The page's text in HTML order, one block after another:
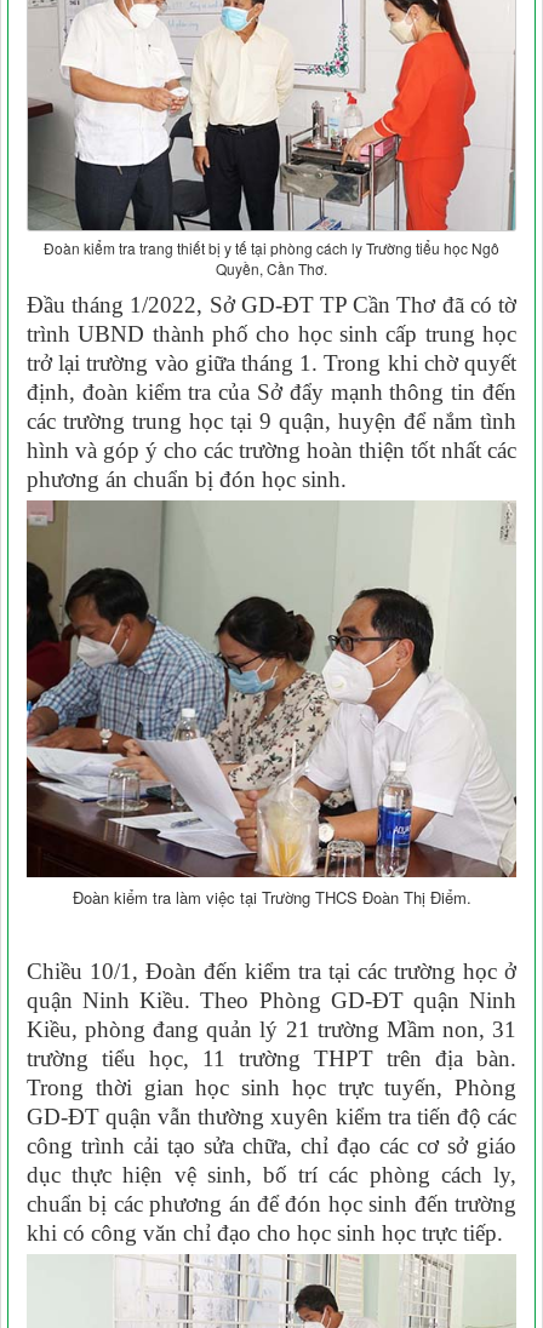
Đoàn kiểm tra trang thiết bị y tế tại phòng cách ly Trường tiểu học Ngô
Quyền, Cần Thơ.
Đầu tháng 1/2022, Sở GD-ĐT TP Cần Thơ đã có tờ
trình UBND thành phố cho học sinh cấp trung học
trở lại trường vào giữa tháng 1. Trong khi chờ quyết
định, đoàn kiểm tra của Sở đẩy mạnh thông tin đến
các trường trung học tại 9 quận, huyện để nắm tình
hình và góp ý cho các trường hoàn thiện tốt nhất các
phương án chuẩn bị đón học sinh.
Đoàn kiểm tra làm việc tại Trường THCS Đoàn Thị Điểm.
Chiều 10/1, Đoàn đến kiểm tra tại các trường học ở
quận Ninh Kiều. Theo Phòng GD-ĐT quận Ninh
Kiều, phòng đang quản lý 21 trường Mầm non, 31
trường tiểu học, 11 trường THPT trên địa bàn.
Trong thời gian học sinh học trực tuyến, Phòng
GD-ĐT quận vẫn thường xuyên kiểm tra tiến độ các
công trình cải tạo sửa chữa, chỉ đạo các cơ sở giáo
dục thực hiện vệ sinh, bố trí các phòng cách ly,
chuẩn bị các phương án để đón học sinh đến trường
khi có công văn chỉ đạo cho học sinh học trực tiếp.